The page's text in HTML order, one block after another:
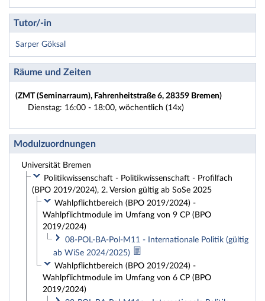
Tutor/-in
Sarper Göksal
Räume und Zeiten
(ZMT (Seminarraum), Fahrenheitstraße 6, 28359 Bremen)
Dienstag: 16:00 - 18:00, wöchentlich (14x)
Modulzuordnungen
Universität Bremen
Politikwissenschaft - Politikwissenschaft - Profilfach
(BPO 2019/2024), 2. Version gültig ab SoSe 2025
Wahlpflichtbereich (BPO 2019/2024) -
Wahlpflichtmodule im Umfang von 9 CP (BPO
2019/2024)
08-POL-BA-Pol-M11 - Internationale Politik (gültig
ab WiSe 2024/2025)
Wahlpflichtbereich (BPO 2019/2024) -
Wahlpflichtmodule im Umfang von 6 CP (BPO
2019/2024)